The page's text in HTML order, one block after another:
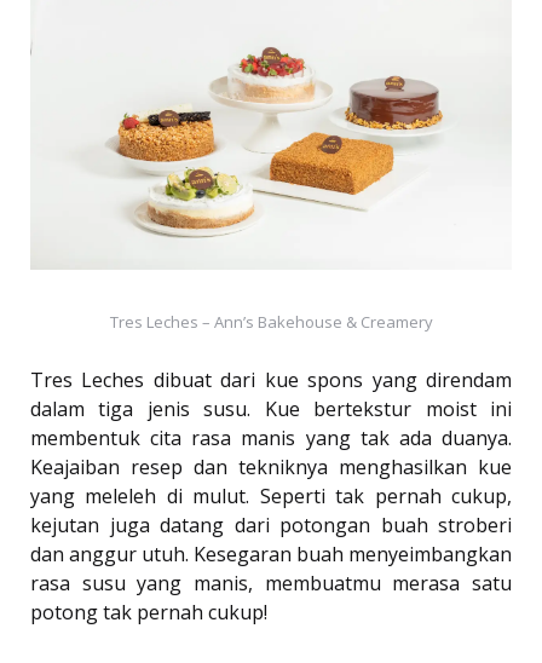
Tres Leches – Ann’s Bakehouse & Creamery
Tres Leches dibuat dari kue spons yang direndam
dalam tiga jenis susu. Kue bertekstur moist ini
membentuk cita rasa manis yang tak ada duanya.
Keajaiban resep dan tekniknya menghasilkan kue
yang meleleh di mulut. Seperti tak pernah cukup,
kejutan juga datang dari potongan buah stroberi
dan anggur utuh. Kesegaran buah menyeimbangkan
rasa susu yang manis, membuatmu merasa satu
potong tak pernah cukup!